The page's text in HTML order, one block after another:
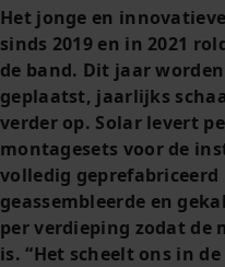
Het jonge en
sinds 2019 en in 2021
de band. Dit jaar
geplaatst, jaarlijks
verder op. Solar levert
montagesets voor de
volledig
geassembleerde en
per verdieping zodat de
is. “Het scheelt ons in